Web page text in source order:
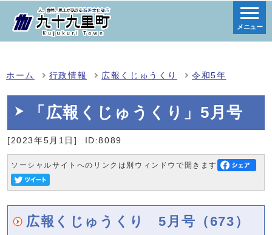
メニュー
ホーム 行政情報 広報くじゅうくり 令和5年
「広報くじゅうくり」5月号
[2023年5月1日] ID:8089
ソーシャルサイトへのリンクは別ウィンドウで開きます
広報くじゅうくり 5月号（673）